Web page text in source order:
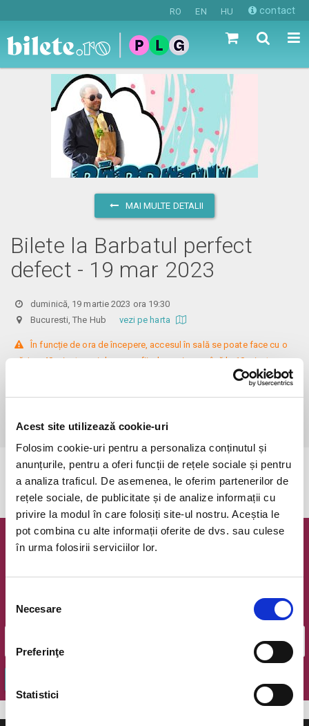
Acest site utilizează cookie-uri
Folosim cookie-uri pentru a personaliza conținutul și
anunțurile, pentru a oferi funcții de rețele sociale și pentru
a analiza traficul. De asemenea, le oferim partenerilor de
rețele sociale, de publicitate și de analize informații cu
privire la modul în care folosiți site-ul nostru. Aceștia le
pot combina cu alte informații oferite de dvs. sau culese
în urma folosirii serviciilor lor.
consimțământului
Necesare
Preferinţe
Statistici
RO EN HU contact
MAI MULTE DETALII
Bilete la Barbatul perfect
defect - 19 mar 2023
duminică, 19 martie 2023 ora 19:30
Bucuresti, The Hub vezi pe harta
În funcție de ora de începere, accesul în sală se poate face cu o
oră / cu 40 minute mai devreme, fiind permis cu până la 10 minute
înainte de spectacol. Așezarea se realizează la mese de 2 (nr. limitat), 3
Informații suplimentare, la nr. de telefon 0773 825 249.
Evenimentul a expirat.
Newsletter @ Bilete.ro
Email